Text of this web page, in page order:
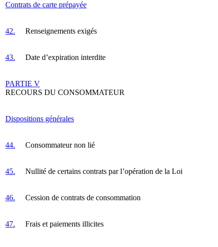
Contrats de carte prépayée
42. Renseignements exigés
43. Date d’expiration interdite
PARTIE V
RECOURS DU CONSOMMATEUR
Dispositions générales
44. Consommateur non lié
45. Nullité de certains contrats par l’opération de la Loi
46. Cession de contrats de consommation
47. Frais et paiements illicites